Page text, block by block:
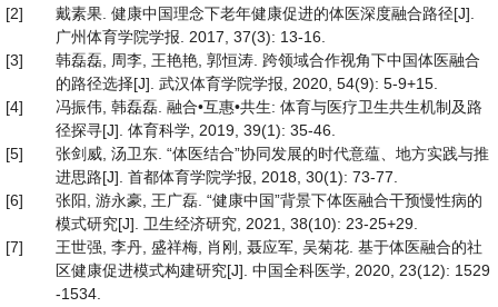
[2]
戴素果. 健康中国理念下老年健康促进的体医深度融合路径[J].
广州体育学院学报. 2017, 37(3): 13-16.
[3]
韩磊磊, 周李, 王艳艳, 郭恒涛. 跨领域合作视角下中国体医融合
的路径选择[J]. 武汉体育学院学报, 2020, 54(9): 5-9+15.
[4]
冯振伟, 韩磊磊. 融合•互惠•共生: 体育与医疗卫生共生机制及路
径探寻[J]. 体育科学, 2019, 39(1): 35-46.
[5]
张剑威, 汤卫东. “体医结合”协同发展的时代意蕴、地方实践与推
进思路[J]. 首都体育学院学报, 2018, 30(1): 73-77.
[6]
张阳, 游永豪, 王广磊. “健康中国”背景下体医融合干预慢性病的
模式研究[J]. 卫生经济研究, 2021, 38(10): 23-25+29.
[7]
王世强, 李丹, 盛祥梅, 肖刚, 聂应军, 吴菊花. 基于体医融合的社
区健康促进模式构建研究[J]. 中国全科医学, 2020, 23(12): 1529
-1534.